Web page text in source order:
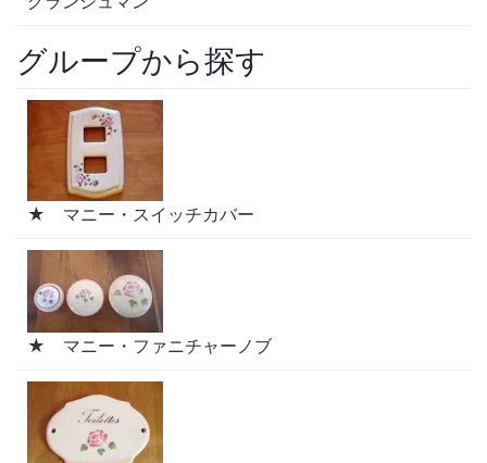
グループから探す
★ マニー・スイッチカバー
★ マニー・ファニチャーノブ